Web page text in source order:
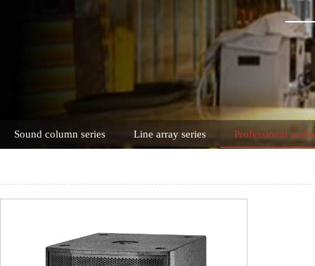
Sound column series Line array series Professional